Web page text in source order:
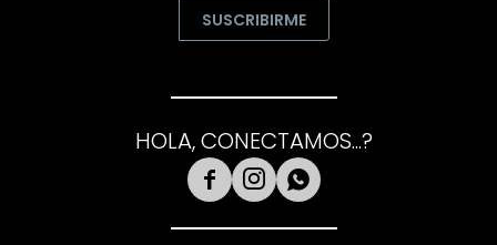
SUSCRIBIRME
HOLA, CONECTAMOS...?
  